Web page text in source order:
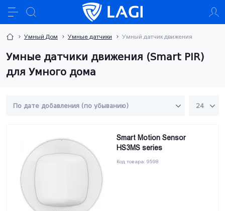
Умный Дом Умные датчики Умный датчик движения
Умные датчики движения (Smart PIR)
для Умного дома
Smart Motion Sensor
HS3MS series
Код товара: 9598